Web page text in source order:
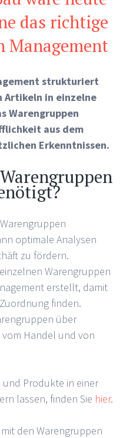
das richtige
Management
strukturiert
Artikeln in einzelne
Warengruppen
aus dem
Erkenntnissen.
optimale Analysen
zu fördern.
Warengruppen
erstellt, damit
finden.
über
Handel und von
und Produkte in einer
lassen, finden Sie hier.
den Warengruppen